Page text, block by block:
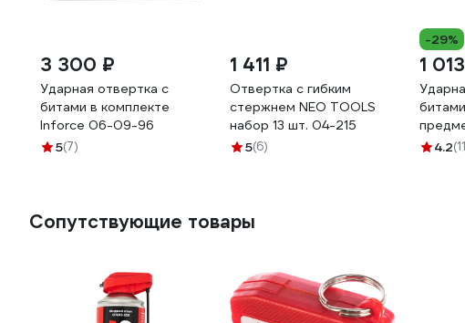
3 300 ₽
Ударная отвертка с
битами в комплекте
Inforce 06-09-96
5(7)
1 411 ₽
Отвертка с гибким
стержнем NEO TOOLS
набор 13 шт. 04-215
5(6)
-29%
1
4.2
Сопутствующие товары